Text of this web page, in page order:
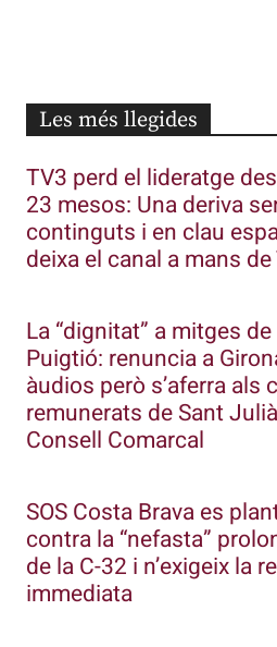
Les més llegides
TV3 perd el lideratge
23 mesos: Una deriva
continguts i en clau
deixa el canal a mans de
La “dignitat” a mitges
Puigtió: renuncia a
àudios però s’aferra als
remunerats de Sant
Consell Comarcal
SOS Costa Brava es
contra la “nefasta”
de la C-32 i n’exigeix la
immediata